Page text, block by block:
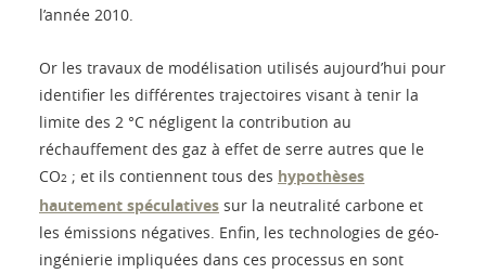
l’année 2010.
Or les travaux de modélisation utilisés aujourd’hui pour
identifier les différentes trajectoires visant à tenir la
limite des 2 °C négligent la contribution au
réchauffement des gaz à effet de serre autres que le
CO2 ; et ils contiennent tous des hypothèses
hautement spéculatives sur la neutralité carbone et
les émissions négatives. Enfin, les technologies de géo-
ingénierie impliquées dans ces processus en sont